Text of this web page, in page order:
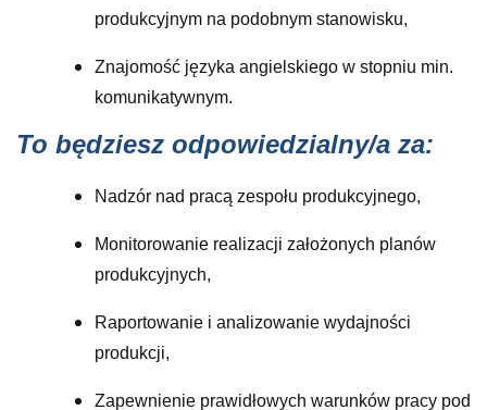
produkcyjnym na podobnym stanowisku,
Znajomość języka angielskiego w stopniu min.
komunikatywnym.
To będziesz odpowiedzialny/a za:
Nadzór nad pracą zespołu produkcyjnego,
Monitorowanie realizacji założonych planów
produkcyjnych,
Raportowanie i analizowanie wydajności
produkcji,
Zapewnienie prawidłowych warunków pracy pod